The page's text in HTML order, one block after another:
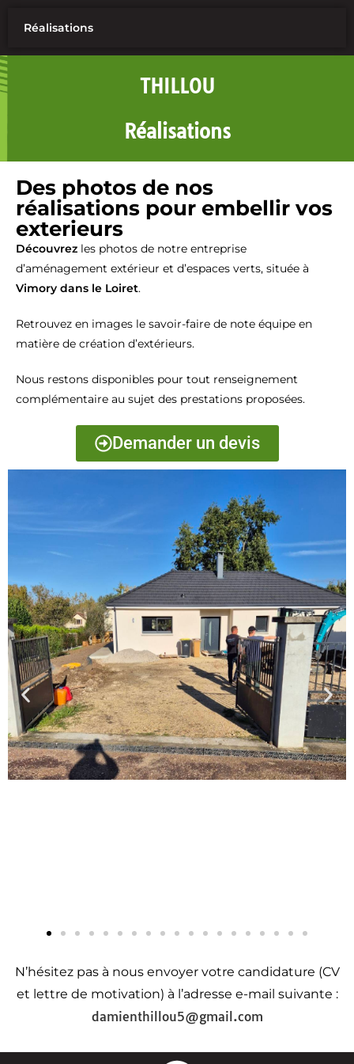
Réalisations
THILLOU
Réalisations
Des photos de nos
réalisations pour embellir vos
exterieurs
Découvrez les photos de notre entreprise
d’aménagement extérieur et d’espaces verts, située à
Vimory dans le Loiret.
Retrouvez en images le savoir-faire de note équipe en
matière de création d’extérieurs.
Nous restons disponibles pour tout renseignement
complémentaire au sujet des prestations proposées.
Demander un devis
N’hésitez pas à nous envoyer votre candidature (CV
et lettre de motivation) à l’adresse e-mail suivante :
damienthillou5@gmail.com